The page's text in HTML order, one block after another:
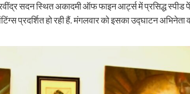
सदन स्थित अकादमी ऑफ फाइन आर्ट्स में प्रसिद्ध स्पीड
प्रदर्शित हो रही हैं. मंगलवार को इसका उद्घाटन अभिनेता